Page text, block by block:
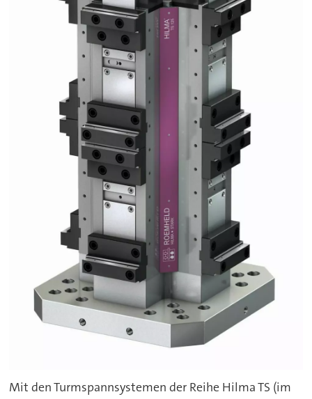
Mit den Turmspannsystemen der Reihe Hilma TS (im